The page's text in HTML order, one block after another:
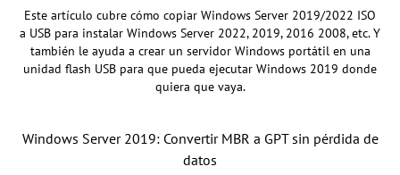
Este artículo cubre cómo copiar Windows Server 2019/2022 ISO
a USB para instalar Windows Server 2022, 2019, 2016 2008, etc. Y
también le ayuda a crear un servidor Windows portátil en una
unidad flash USB para que pueda ejecutar Windows 2019 donde
quiera que vaya.
Windows Server 2019: Convertir MBR a GPT sin pérdida de
datos